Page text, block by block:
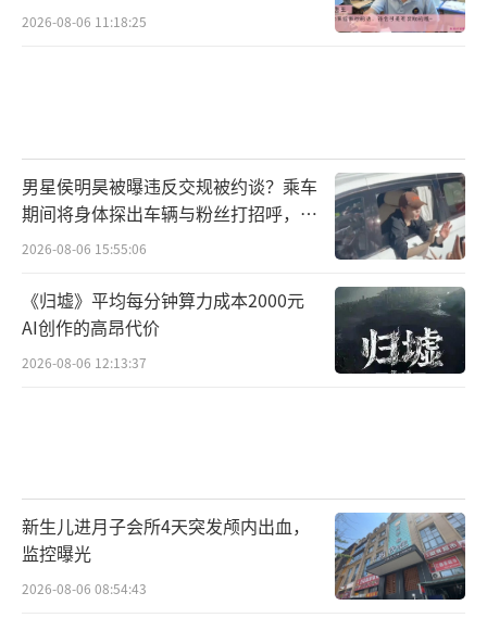
2026-08-06 11:18:25
男星侯明昊被曝违反交规被约谈？乘车
期间将身体探出车辆与粉丝打招呼，当
地交警回应
2026-08-06 15:55:06
《归墟》平均每分钟算力成本2000元
AI创作的高昂代价
2026-08-06 12:13:37
新生儿进月子会所4天突发颅内出血，
监控曝光
2026-08-06 08:54:43